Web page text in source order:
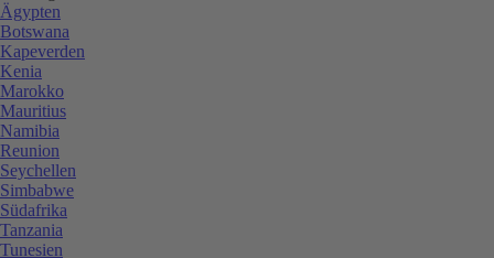
Ägypten
Botswana
Kapeverden
Kenia
Marokko
Mauritius
Namibia
Reunion
Seychellen
Simbabwe
Südafrika
Tanzania
Tunesien